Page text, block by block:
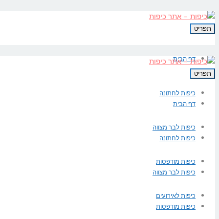
תפריט
דף הבית
כיפות לחתונה
כיפות לבר מצווה
כיפות מודפסות
כיפות לאירועים
תפריט
דף הבית
כיפות לחתונה
כיפות לבר מצווה
כיפות מודפסות